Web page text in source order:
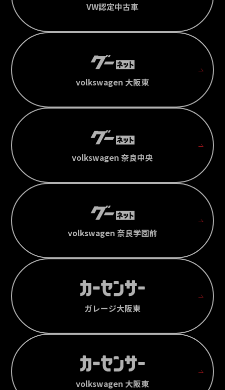
VW認定中古車
volkswagen 大阪東
volkswagen 奈良中央
volkswagen 奈良学園前
ガレージ大阪東
volkswagen 大阪東